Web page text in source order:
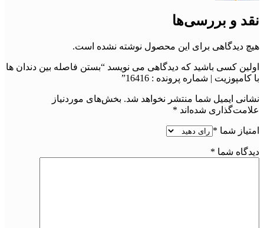
نقد و بررسی‌ها
هیچ دیدگاهی برای این محصول نوشته نشده است.
اولین کسی باشید که دیدگاهی می نویسد “بستن فاصله بین دندان ها
با کامپوزیت | شماره پرونده : 16416”
نشانی ایمیل شما منتشر نخواهد شد. بخش‌های موردنیاز
علامت‌گذاری شده‌اند *
امتیاز شما *
دیدگاه شما *